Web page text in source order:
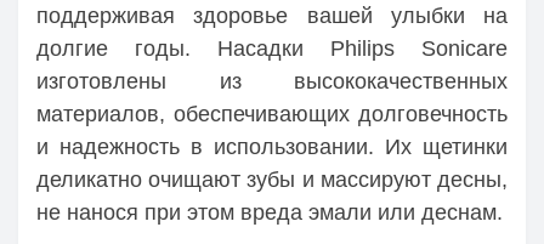
поддерживая здоровье вашей улыбки на
долгие годы. Насадки Philips Sonicare
изготовлены из высококачественных
материалов, обеспечивающих долговечность
и надежность в использовании. Их щетинки
деликатно очищают зубы и массируют десны,
не нанося при этом вреда эмали или деснам.